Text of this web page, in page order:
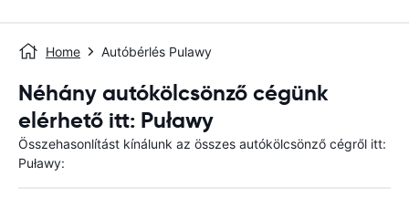
Home Autóbérlés Pulawy
Néhány autókölcsönző cégünk
elérhető itt: Puławy
Összehasonlítást kínálunk az összes autókölcsönző cégről itt:
Puławy: